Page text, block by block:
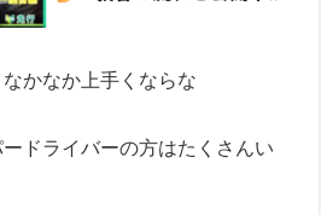
なかなか上手くならな
ドライバーの方はたくさんい